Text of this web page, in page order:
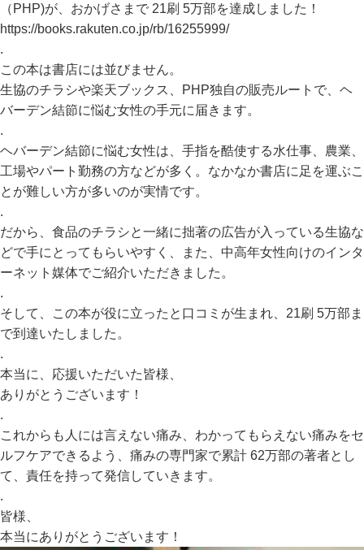
（PHP)が、おかげさまで 21刷 5万部を達成しました！
https://books.rakuten.co.jp/rb/16255999/
.
この本は書店には並びません。
生協のチラシや楽天ブックス、PHP独自の販売ルートで、ヘ
バーデン結節に悩む女性の手元に届きます。
.
ヘバーデン結節に悩む女性は、手指を酷使する水仕事、農業、
工場やパート勤務の方などが多く。なかなか書店に足を運ぶこ
とが難しい方が多いのが実情です。
.
だから、食品のチラシと一緒に拙著の広告が入っている生協な
どで手にとってもらいやすく、また、中高年女性向けのインタ
ーネット媒体でご紹介いただきました。
.
そして、この本が役に立ったと口コミが生まれ、21刷 5万部ま
で到達いたしました。
.
本当に、応援いただいた皆様、
ありがとうございます！
.
これからも人には言えない痛み、わかってもらえない痛みをセ
ルフケアできるよう、痛みの専門家で累計 62万部の著者とし
て、責任を持って発信していきます。
.
皆様、
本当にありがとうございます！